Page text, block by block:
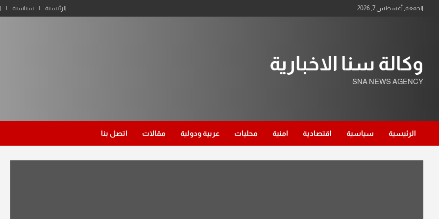
الجمعة, أغسطس 7, 2026 الرئيسية سياسية
وكالة سنا الاخبارية
SNA NEWS AGENCY
الرئيسية سياسية اقتصادية امنية محليات عربية ودولية مقالات اتصل بنا